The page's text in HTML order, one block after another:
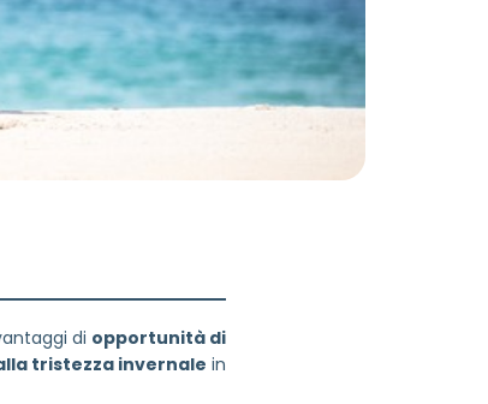
di opportunità di
tristezza invernale in